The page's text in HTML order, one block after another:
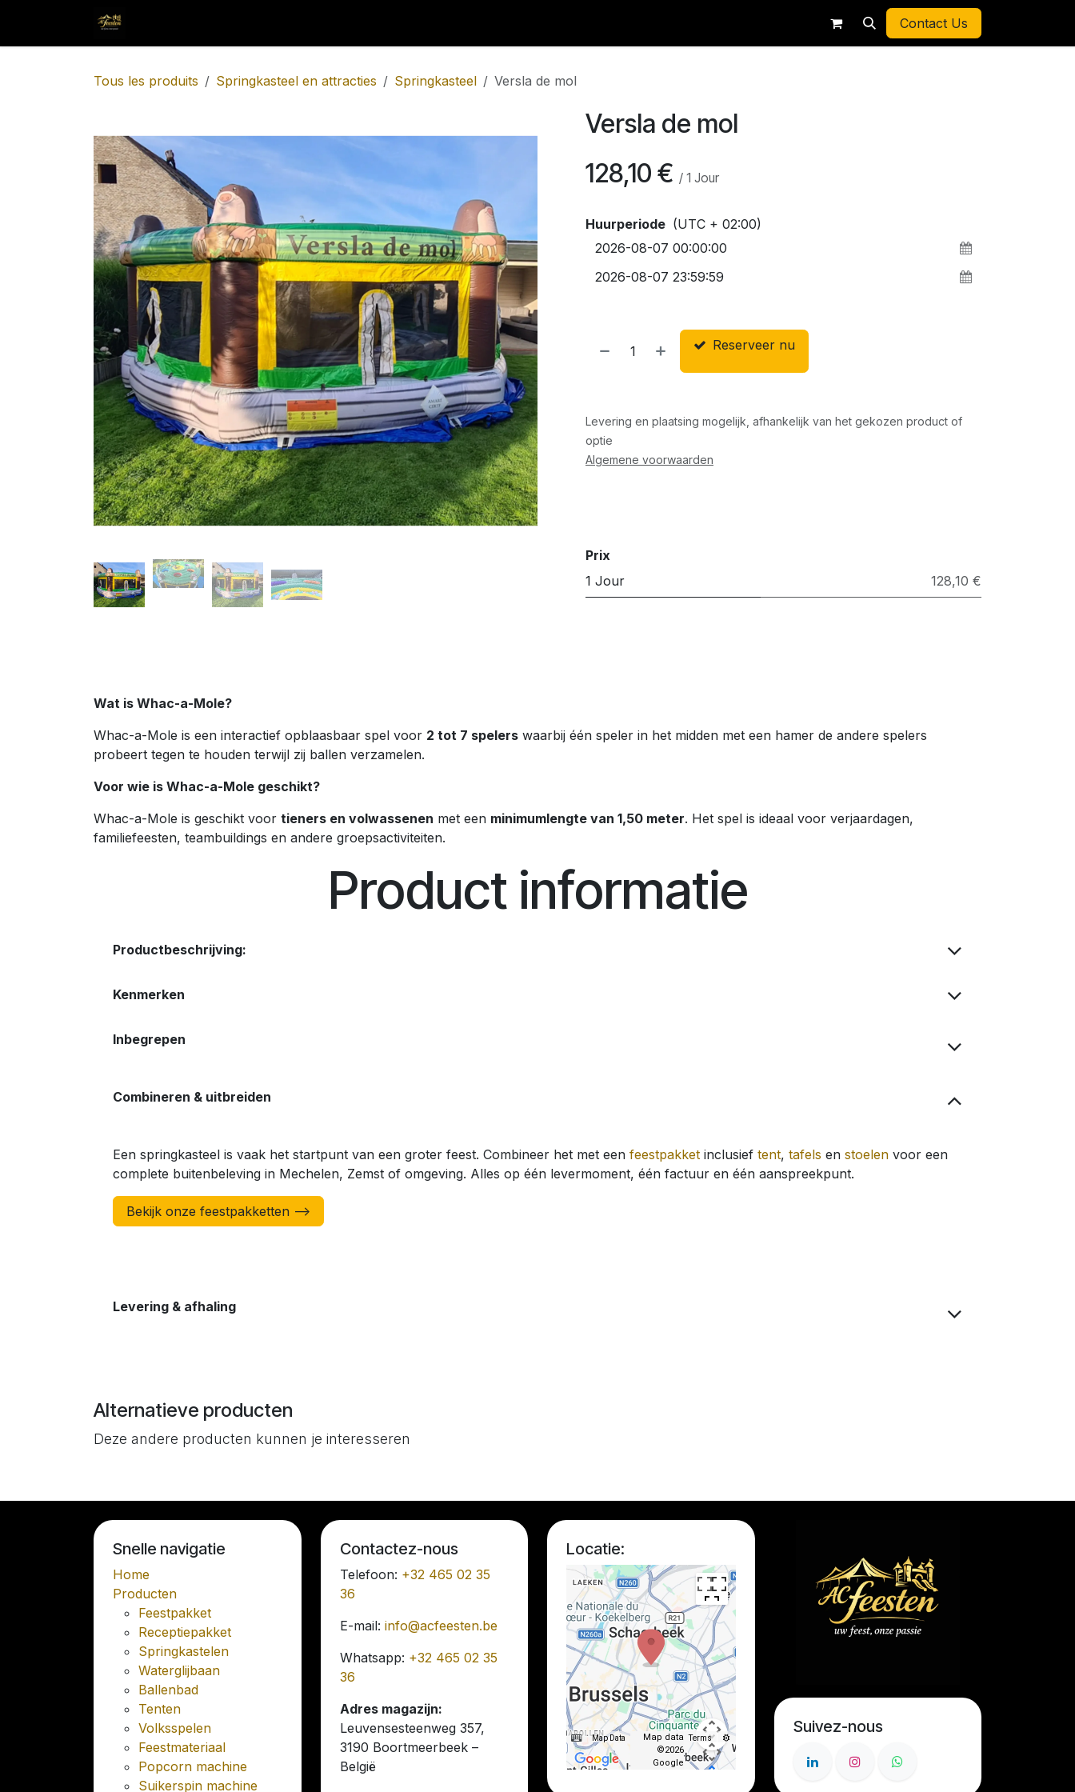
Contact Us
Tous les produits Springkasteel en attracties Springkasteel Versla de mol
Versla de mol
128,10 € / 1 Jour
Huurperiode (UTC + 02:00)
Reserveer nu
Levering en plaatsing mogelijk, afhankelijk van het gekozen product of
optie
Algemene voorwaarden
Prix
1 Jour
128,10 €
Wat is Whac-a-Mole?
Whac-a-Mole is een interactief opblaasbaar spel voor 2 tot 7 spelers waarbij één speler in het midden met een hamer de andere spelers
probeert tegen te houden terwijl zij ballen verzamelen.
Voor wie is Whac-a-Mole geschikt?
Whac-a-Mole is geschikt voor tieners en volwassenen met een minimumlengte van 1,50 meter. Het spel is ideaal voor verjaardagen,
familiefeesten, teambuildings en andere groepsactiviteiten.
Product informatie
Productbeschrijving:
Kenmerken
Inbegrepen
Combineren & uitbreiden
Een springkasteel is vaak het startpunt van een groter feest. Combineer het met een feestpakket inclusief tent, tafels en stoelen voor een
complete buitenbeleving in Mechelen, Zemst of omgeving. Alles op één levermoment, één factuur en één aanspreekpunt.
Bekijk onze feestpakketten -->
Levering & afhaling
Alternatieve producten
Deze andere producten kunnen je interesseren
Snelle navigatie
Home
Producten
Feestpakket
Receptiepakket
Springkastelen
Waterglijbaan
Ballenbad
Tenten
Volksspelen
Feestmateriaal
Popcorn machine
Suikerspin machine
Contactez-nous
Telefoon: +32 465 02 35
36
E-mail: info@acfeesten.be
Whatsapp: +32 465 02 35
36
Adres magazijn:
Leuvensesteenweg 357,
3190 Boortmeerbeek –
België
Suivez-nous
Locatie:
Map Data
Map data
©2026
Google
Terms